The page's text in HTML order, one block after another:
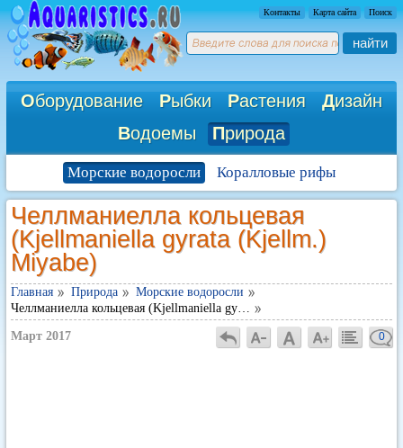
Контакты Карта сайта Поиск
найти
Оборудование Рыбки Растения Дизайн
Водоемы Природа
Морские водоросли Коралловые рифы
Челлманиелла кольцевая
(Kjellmaniella gyrata (Kjellm.)
Miyabe)
Главная Природа
Морские водоросли
Челлманиелла кольцевая (Kjellmaniella gy…
Март 2017 0